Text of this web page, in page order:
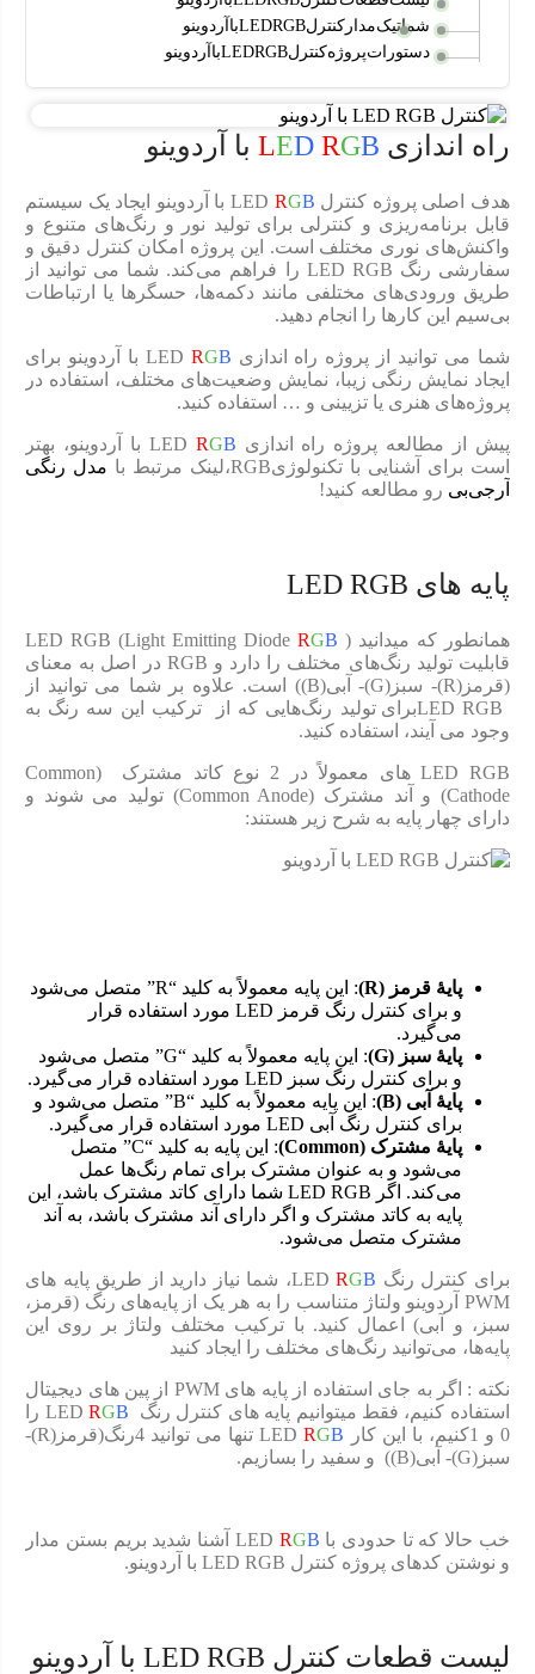
شماتیک مدار کنترل LED RGB با آردوینو
دستورات پروژه کنترل LED RGB با آردوینو
راه اندازی LED RGB با آردوینو
هدف اصلی پروژه کنترل LED RGB
با آردوینو ایجاد یک سیستم
قابل برنامه‌ریزی و کنترلی برای تولید نور و رنگ‌های متنوع و
واکنش‌های نوری مختلف است. این پروژه امکان کنترل دقیق و
سفارشی رنگ LED RGB را فراهم می‌کند. شما می توانید از
طریق ورودی‌های مختلفی مانند دکمه‌ها، حسگرها یا ارتباطات
بی‌سیم این کارها را انجام دهید.
شما می توانید از پروژه راه اندازی LED RGB
با آردوینو برای
ایجاد نمایش رنگی زیبا، نمایش وضعیت‌های مختلف، استفاده در
پروژه‌های هنری یا تزیینی و … استفاده کنید.
پیش از مطالعه پروژه راه اندازی LED RGB
با آردوینو، بهتر
است برای آشنایی با تکنولوژیRGB،لینک مرتبط با
مدل رنگی
آرجی‌بی رو مطالعه کنید!
پایه های LED RGB
همانطور که میدانید LED RGB (Light Emitting Diode RGB )
قابلیت تولید رنگ‌های مختلف را دارد و RGB در اصل به معنای
(قرمز(R)- سبز(G)- آبی(B)) است. علاوه بر شما می توانید از
LED RGBبرای تولید رنگ‌هایی که از ترکیب این سه رنگ به
وجود می آیند، استفاده کنید.
LED RGB های معمولاً در 2 نوع کاتد مشترک (Common
Cathode) و آند مشترک (Common Anode) تولید می شوند و
دارای چهار پایه به شرح زیر هستند:
پایهٔ قرمز (R)
: این پایه معمولاً به کلید “R” متصل می‌شود
و برای کنترل رنگ قرمز LED مورد استفاده قرار
می‌گیرد.
پایهٔ سبز (G)
: این پایه معمولاً به کلید “G” متصل می‌شود
و برای کنترل رنگ سبز LED مورد استفاده قرار می‌گیرد.
پایهٔ آبی (B)
: این پایه معمولاً به کلید “B” متصل می‌شود و
برای کنترل رنگ آبی LED مورد استفاده قرار می‌گیرد.
پایهٔ مشترک (Common)
: این پایه به کلید “C” متصل
می‌شود و به عنوان مشترک برای تمام رنگ‌ها عمل
می‌کند. اگر LED RGB شما دارای کاتد مشترک باشد، این
پایه به کاتد مشترک و اگر دارای آند مشترک باشد، به آند
مشترک متصل می‌شود.
برای کنترل رنگ LED RGB
، شما نیاز دارید از طریق پایه های
PWM آردوینو ولتاژ متناسب را به هر یک از پایه‌های رنگ (قرمز،
سبز، و آبی) اعمال کنید. با ترکیب مختلف ولتاژ بر روی این
پایه‌ها، می‌توانید رنگ‌های مختلف را ایجاد کنید
نکته : اگر به جای استفاده از پایه های PWM از پین های دیجیتال
استفاده کنیم، فقط میتوانیم پایه های کنترل رنگ LED
RGB
را
0 و 1کنیم، با این کار LED
RGB
تنها می توانید 4رنگ(قرمز(R)-
سبز(G)- آبی(B)) و سفید را بسازیم.
خب حالا که تا حدودی با LED RGB
آشنا شدید بریم بستن مدار
و نوشتن کدهای پروژه کنترل LED RGB با آردوینو.
لیست قطعات کنترل LED RGB با آردوینو